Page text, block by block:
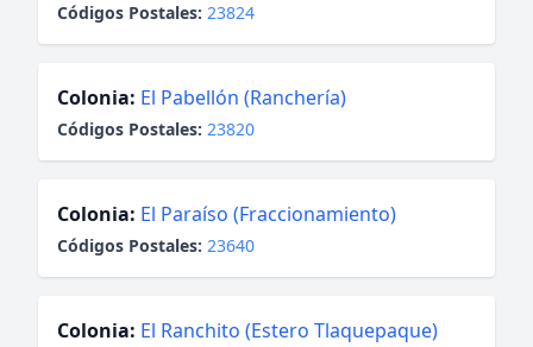
Códigos Postales: 23824
Colonia: El Pabellón (Ranchería)
Códigos Postales: 23820
Colonia: El Paraíso (Fraccionamiento)
Códigos Postales: 23640
Colonia: El Ranchito (Estero Tlaquepaque)